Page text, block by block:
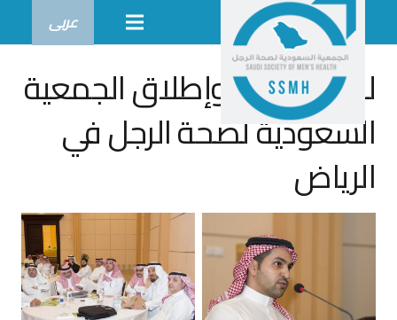
عربى
لقاء تدشين وإطلاق الجمعية
السعودية لصحة الرجل في
الرياض